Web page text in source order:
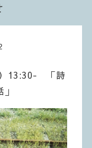
）13:30- 「詩